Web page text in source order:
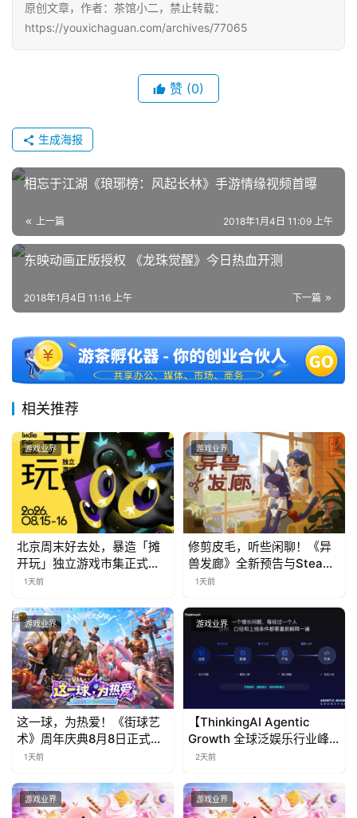
第
十
三
奖
月
3
日
游
茶
对
接
会
上
海
站
中
文
(
中
国
)
原创文章，作者：茶馆小二，禁止转载：
https://youxichaguan.com/archives/77065
赞 (0)
生成海报
相忘于江湖《琅琊榜：风起长林》手游情缘视频首曝
上一篇 2018年1月4日 11:09 上午
东映动画正版授权 《龙珠觉醒》今日热血开测
下一篇
2018年1月4日 11:16 上午
相关推荐
游戏业界
北京周末好去处，暴造「摊
开玩」独立游戏市集正式开
票！
1天前
游戏业界
修剪皮毛，听些闲聊！《异
兽发廊》全新预告与Steam
免费试玩公开
1天前
游戏业界
这一球，为热爱！《街球艺
术》周年庆典8月8日正式上
线，多重福利与全新内容同
1天前
游戏业界
【ThinkingAI Agentic
Growth 全球泛娱乐行业峰
会】Agent 时代，人到底负
2天前
游戏业界 游戏业界